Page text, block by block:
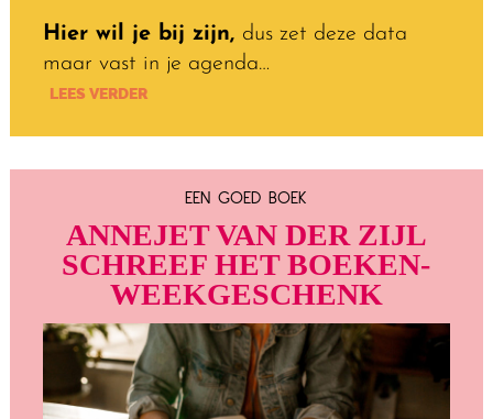
Hier wil je bij zijn, dus zet deze data
maar vast in je agenda…
LEES VERDER
EEN GOED BOEK
ANNEJET VAN DER ZIJL
SCHREEF HET BOEKEN­
WEEK­GESCHENK